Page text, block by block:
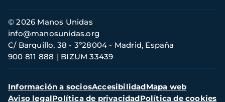
Información
de
contacto
© 2026 Manos Unidas
C/ Barquillo, 38 - 3º28004 - Madrid, España
900 811 888
BIZUM 33439
info@manosunidas.org
Menú
secundario
Información a sociosAccesibilidadMapa web
Aviso legalPolítica de privacidadPolítica de cookies